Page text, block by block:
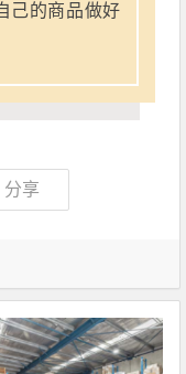
己的商品做好
分享